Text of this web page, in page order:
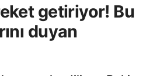
getiriyor! Bu
duyan